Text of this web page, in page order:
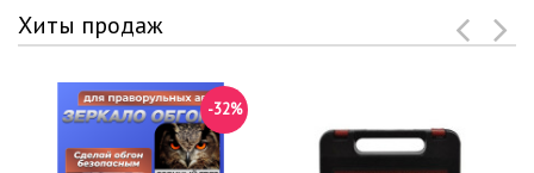
Хиты продаж
-32%